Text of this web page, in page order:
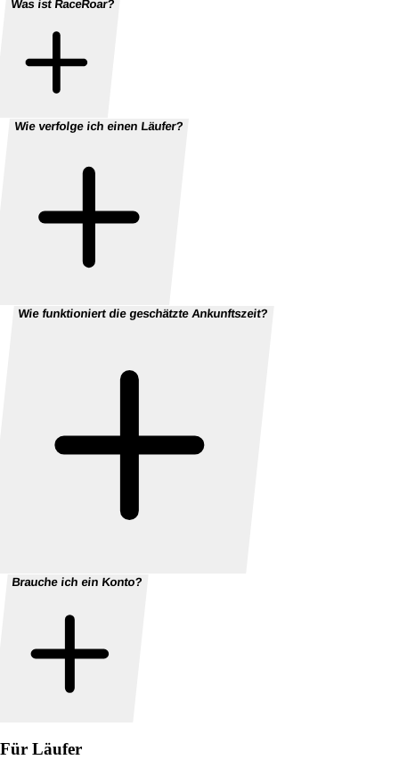
Was ist RaceRoar?
Wie verfolge ich einen Läufer?
Wie funktioniert die geschätzte Ankunftszeit?
Brauche ich ein Konto?
Für Läufer